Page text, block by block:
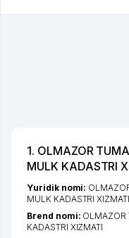
1. OLMAZOR
MULK KADASTRI
Yuridik nomi:
MULK KADASTRI XIZMATI
Brend nomi: OLMAZOR
KADASTRI XIZMATI